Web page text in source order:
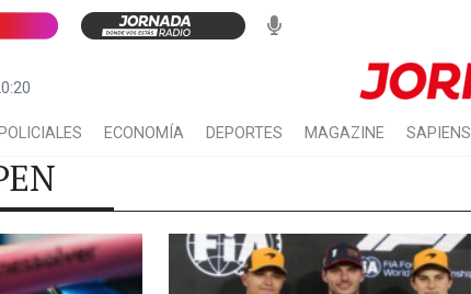
POLICIALES ECONOMÍA DEPORTES MAGAZINE SAPIENS